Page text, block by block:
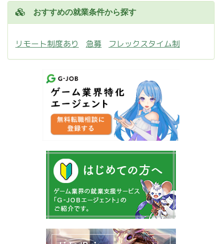
おすすめの就業条件から探す
リモート制度あり 急募 フレックスタイム制